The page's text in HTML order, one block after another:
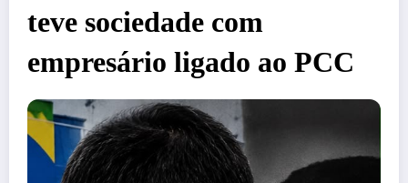
teve sociedade com
empresário ligado ao PCC